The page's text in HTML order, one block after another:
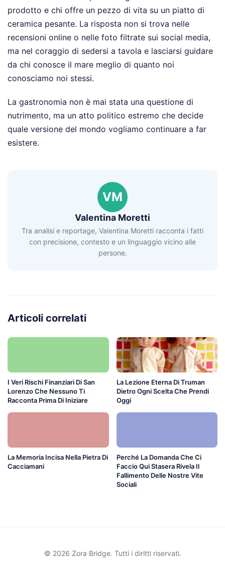
prodotto e chi offre un pezzo di vita su un piatto di
ceramica pesante. La risposta non si trova nelle
recensioni online o nelle foto filtrate sui social media,
ma nel coraggio di sedersi a tavola e lasciarsi guidare
da chi conosce il mare meglio di quanto noi
conosciamo noi stessi.
La gastronomia non è mai stata una questione di
nutrimento, ma un atto politico estremo che decide
quale versione del mondo vogliamo continuare a far
esistere.
VM
Valentina Moretti
Tra analisi e reportage, Valentina Moretti racconta i fatti
con precisione, contesto e un linguaggio vicino alle
persone.
Articoli correlati
I Veri Rischi Finanziari Di San
Lorenzo Che Nessuno Ti
Racconta Prima Di Iniziare
La Lezione Eterna Di Truman
Dietro Ogni Scelta Che Prendi
Oggi
La Memoria Incisa Nella Pietra Di
Cacciamani
Perché La Domanda Che Ci
Faccio Qui Stasera Rivela Il
Fallimento Delle Nostre Vite
Sociali
© 2026 Zora Bridge. Tutti i diritti riservati.